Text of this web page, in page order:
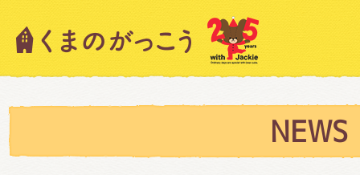
NEWS
キャラクター紹介